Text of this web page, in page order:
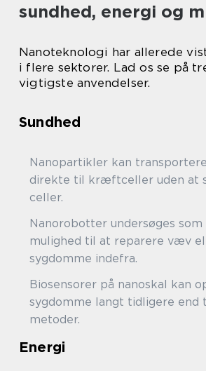
sundhed, energi og
Nanoteknologi har allerede
i flere sektorer. Lad os se på
vigtigste anvendelser.
Sundhed
Nanopartikler kan
direkte til kræftceller uden at
celler.
Nanorobotter undersøges
mulighed til at reparere væv
sygdomme indefra.
Biosensorer på nanoskal kan
sygdomme langt tidligere end
metoder.
Energi